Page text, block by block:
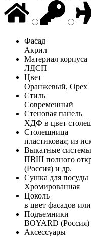
Фасад
Акрил
Материал корпуса
ЛДСП
Цвет
Оранжевый, Орех
Стиль
Современный
Стеновая панель
ХДФ в цвет
Столешница
пластиковая; из
Выкатные системы
ПВШ полного
(Россия) и др.
Сушка для посуды
Хромированная
Цоколь
в цвет фасадов
Подъемники
BOYARD (Россия)
Аксессуары